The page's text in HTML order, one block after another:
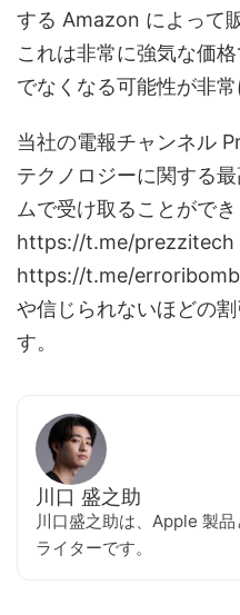
する Amazon によって
これは非常に強気な価
でなくなる可能性が非常
当社の電報チャンネル
テクノロジーに関する
ムで受け取ることがで
https://t.me/prezzitech
https://t.me/
や信じられないほどの
す。
川口 盛之助
川口盛之助は、Apple 製
ライターです。